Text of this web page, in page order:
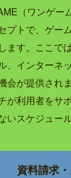
（ワンゲー
プトで、ゲー
ます。ここで
、インターネ
会が提供され
が利用者をサ
いスケジュー
資料請求